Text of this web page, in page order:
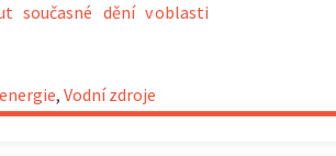
současné dění v oblasti
, Vodní zdroje